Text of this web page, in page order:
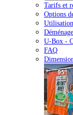
Tarifs et
Options
U-Box -
FAQ